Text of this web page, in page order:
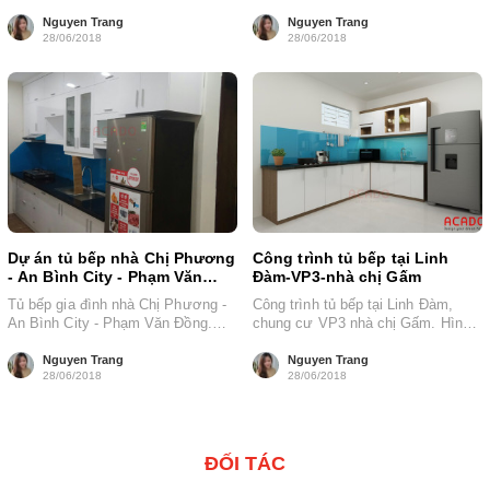
Nguyen Trang
28/06/2018
Nguyen Trang
28/06/2018
Dự án tủ bếp nhà Chị Phương
- An Bình City - Phạm Văn
Đồng.
Tủ bếp gia đình nhà Chị Phương -
An Bình City - Phạm Văn Đồng.
Nguyen Trang
28/06/2018
Công trình tủ bếp tại Linh
Đàm-VP3-nhà chị Gấm
Công trình tủ bếp tại Linh Đàm,
chung cư VP3 nhà chị Gấm. Hình
Nguyen Trang
28/06/2018
ĐỐI TÁC